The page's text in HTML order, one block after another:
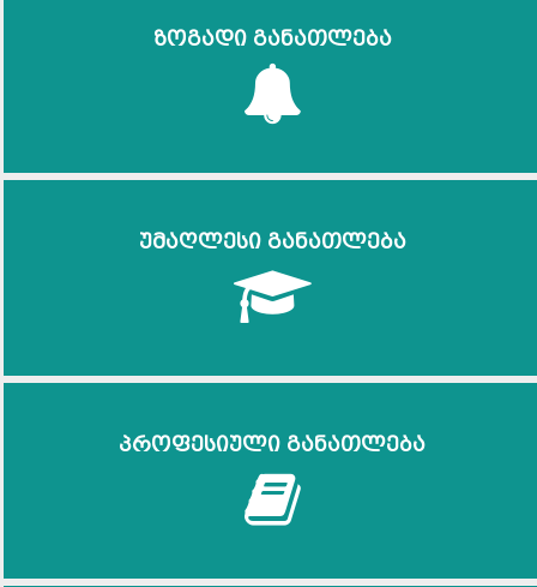
ზოგადი განათლება
უმაღლესი განათლება
პროფესიული განათლება